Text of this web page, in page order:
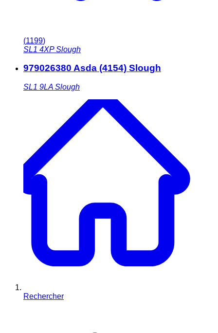
(1199)
SL1 4XP Slough
979026380 Asda (4154) Slough
SL1 9LA Slough
Rechercher